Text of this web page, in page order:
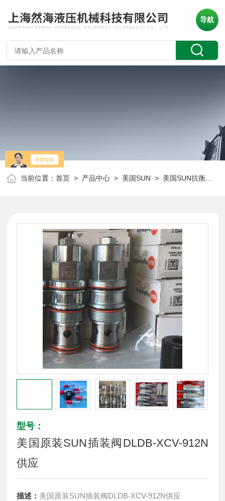
导航
当前位置：首页 > 产品中心 > 美国SUN > 美国SUN抗衡阀
型号：
美国原装SUN插装阀DLDB-XCV-912N
供应
描述： 美国原装SUN插装阀DLDB-XCV-912N供应